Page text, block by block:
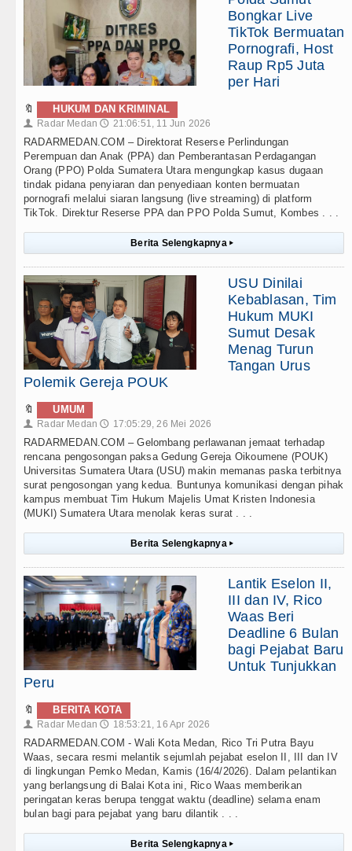
Bongkar Live
TikTok Bermuatan
Pornografi, Host
Raup Rp5 Juta
per Hari
🔖 HUKUM DAN KRIMINAL
👤 Radar Medan 🕔 21:06:51, 11 Jun 2026
RADARMEDAN.COM – Direktorat Reserse Perlindungan
Perempuan dan Anak (PPA) dan Pemberantasan Perdagangan
Orang (PPO) Polda Sumatera Utara mengungkap kasus dugaan
tindak pidana penyiaran dan penyediaan konten bermuatan
pornografi melalui siaran langsung (live streaming) di platform
TikTok. Direktur Reserse PPA dan PPO Polda Sumut, Kombes . . .
Berita Selengkapnya ▸
USU Dinilai
Kebablasan, Tim
Hukum MUKI
Sumut Desak
Menag Turun
Tangan Urus
Polemik Gereja POUK
🔖 UMUM
👤 Radar Medan 🕔 17:05:29, 26 Mei 2026
RADARMEDAN.COM – Gelombang perlawanan jemaat terhadap
rencana pengosongan paksa Gedung Gereja Oikoumene (POUK)
Universitas Sumatera Utara (USU) makin memanas paska terbitnya
surat pengosongan yang kedua. Buntunya komunikasi dengan pihak
kampus membuat Tim Hukum Majelis Umat Kristen Indonesia
(MUKI) Sumatera Utara menolak keras surat . . .
Berita Selengkapnya ▸
Lantik Eselon II,
III dan IV, Rico
Waas Beri
Deadline 6 Bulan
bagi Pejabat Baru
Untuk Tunjukkan
Peru
🔖 BERITA KOTA
👤 Radar Medan 🕔 18:53:21, 16 Apr 2026
RADARMEDAN.COM - Wali Kota Medan, Rico Tri Putra Bayu
Waas, secara resmi melantik sejumlah pejabat eselon II, III dan IV
di lingkungan Pemko Medan, Kamis (16/4/2026). Dalam pelantikan
yang berlangsung di Balai Kota ini, Rico Waas memberikan
peringatan keras berupa tenggat waktu (deadline) selama enam
bulan bagi para pejabat yang baru dilantik . . .
Berita Selengkapnya ▸